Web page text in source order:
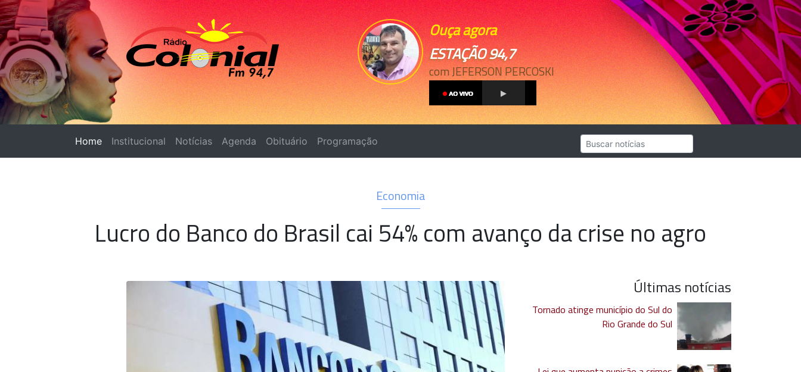
Ouça agora
ESTAÇÃO 94,7
com JEFERSON PERCOSKI
Home (página atual)
Institucional Notícias Agenda Obituário Programação
Economia
Lucro do Banco do Brasil cai 54% com avanço da crise no agro
Últimas notícias
Tornado atinge município do Sul do
Rio Grande do Sul